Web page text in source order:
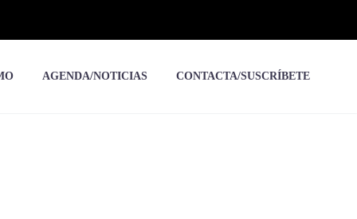
AGENDA/NOTICIAS CONTACTA/SUSCRÍBETE